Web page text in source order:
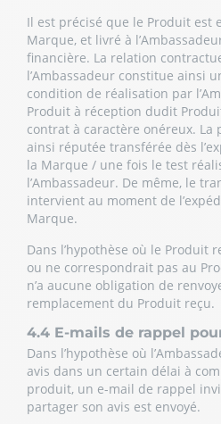
Il est précisé que le Produit est
Marque, et livré à
financière. La relation
l’Ambassadeur constitue ainsi
condition de réalisation par
Produit à réception dudit
contrat à caractère onéreux.
ainsi réputée transférée dès
la Marque / une fois le test
l’Ambassadeur. De même, le
intervient au moment de
Marque.
Dans l’hypothèse où le Produit
ou ne correspondrait pas au
n’a aucune obligation de
remplacement du Produit reçu.
4.4 E-mails de rappel
Dans l’hypothèse où
avis dans un certain délai à
produit, un e-mail de rappel
partager son avis est envoyé.